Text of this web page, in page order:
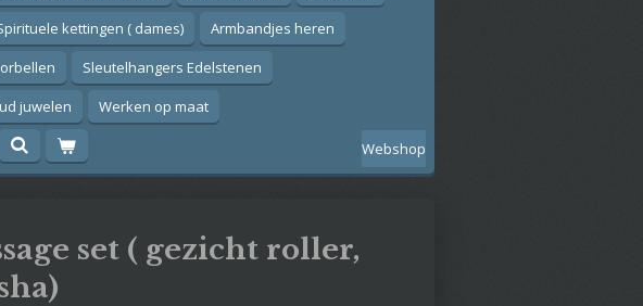
kettingen ( dames)
Armbandjes heren
Sleutelhangers Edelstenen
juwelen
Werken op maat
Webshop
set ( gezicht roller,